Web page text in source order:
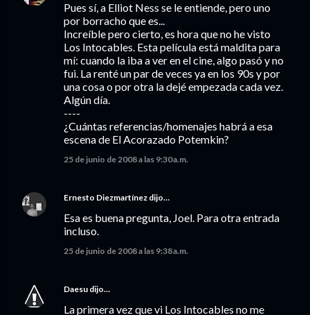
Pues sí, a Elliot Ness se le entiende, pero uno
por borracho que es...
Increíble pero cierto, es hora que no he visto
Los Intocables. Esta película está maldita para
mí: cuando la iba a ver en el cine, algo pasó y no
fui. La renté un par de veces ya en los 90s y por
una cosa o por otra la dejé empezada cada vez.
Algún día.
----
¿Cuántas referencias/homenajes habrá a esa
escena de El Acorazado Potemkin?
25 de junio de 2008 a las 9:30 a.m.
Ernesto Diezmartínez dijo…
Esa es buena pregunta, Joel. Para otra entrada
incluso.
25 de junio de 2008 a las 9:38 a.m.
Daesu dijo…
La primera vez que vi Los Intocables no me